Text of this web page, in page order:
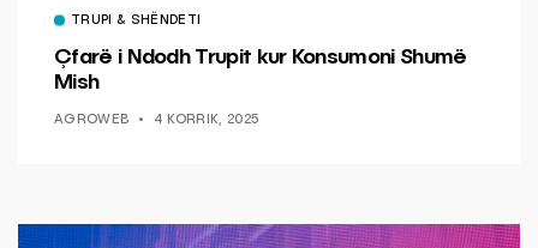
TRUPI & SHËNDETI
Çfarë i Ndodh Trupit kur Konsumoni Shumë
Mish
AGROWEB 4 KORRIK, 2025